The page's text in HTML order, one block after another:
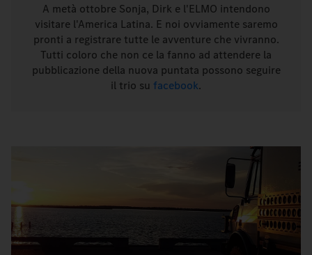
A metà ottobre Sonja, Dirk e l'ELMO intendono
visitare l'America Latina. E noi ovviamente saremo
pronti a registrare tutte le avventure che vivranno.
Tutti coloro che non ce la fanno ad attendere la
pubblicazione della nuova puntata possono seguire
il trio su facebook.